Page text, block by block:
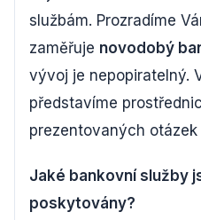
službám. Prozradíme
zaměřuje novodobý
vývoj je nepopiratelný.
představíme
prezentovaných otázek
Jaké bankovní služby
poskytovány?